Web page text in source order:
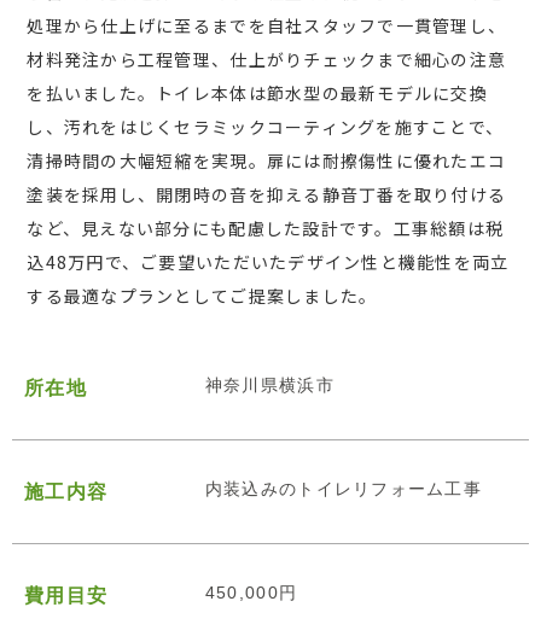
処理から仕上げに至るまでを自社スタッフで一貫管理し、
材料発注から工程管理、仕上がりチェックまで細心の注意
を払いました。トイレ本体は節水型の最新モデルに交換
し、汚れをはじくセラミックコーティングを施すことで、
清掃時間の大幅短縮を実現。扉には耐擦傷性に優れたエコ
塗装を採用し、開閉時の音を抑える静音丁番を取り付ける
など、見えない部分にも配慮した設計です。工事総額は税
込48万円で、ご要望いただいたデザイン性と機能性を両立
する最適なプランとしてご提案しました。
所在地 神奈川県横浜市
施工内容 内装込みのトイレリフォーム工事
費用目安 450,000円